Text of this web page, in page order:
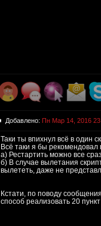
Добавлено: Пн Мар 14, 2016
Таки ты впихнул всё в один
Всё таки я бы рекомендовал
а) Рестартить можно все
б) В случае вылетания
вылететь, даже не
Кстати, по поводу
способ реализовать 20